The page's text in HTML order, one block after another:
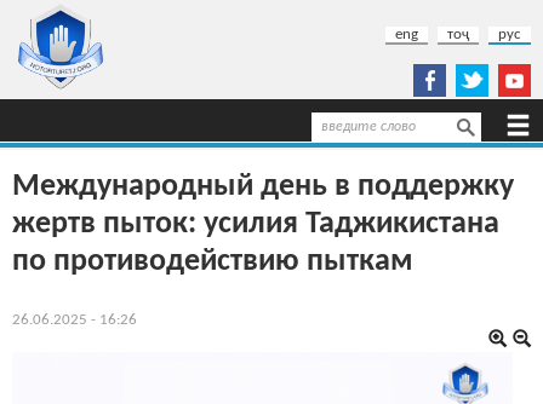
Перейти к основному содержанию
eng
тоҷ рус
Форма поиска
Поиск
Международный день в поддержку
жертв пыток: усилия Таджикистана
по противодействию пыткам
26.06.2025 - 16:26